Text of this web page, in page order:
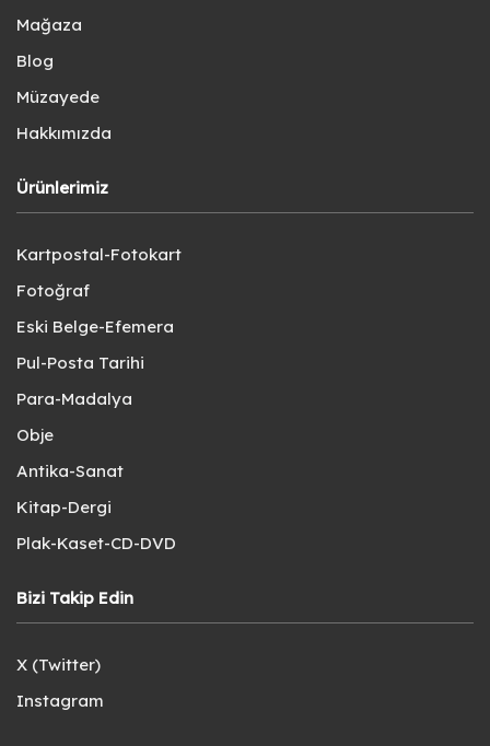
Mağaza
Blog
Müzayede
Hakkımızda
Ürünlerimiz
Kartpostal-Fotokart
Fotoğraf
Eski Belge-Efemera
Pul-Posta Tarihi
Para-Madalya
Obje
Antika-Sanat
Kitap-Dergi
Plak-Kaset-CD-DVD
Bizi Takip Edin
X (Twitter)
Instagram